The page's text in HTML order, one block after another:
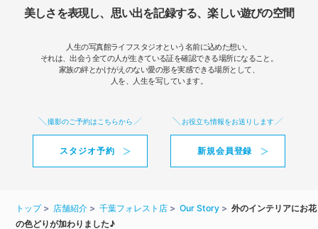
美しさを表現し、思い出を記録する、楽しい遊びの空間
人生の写真館ライフスタジオという名前に込めた想い。
それは、出会う全ての人が生きている証を確認できる場所になること。
家族の絆とかけがえのない愛の形を実感できる場所として、
人を、人生を写しています。
撮影のご予約はこちらから
スタジオ予約
お役立ち情報をお送りします
新規会員登録
トップ 店舗紹介 千葉フォレスト店 Our Story
外のインテリアにお花
の色どりが加わりました♪